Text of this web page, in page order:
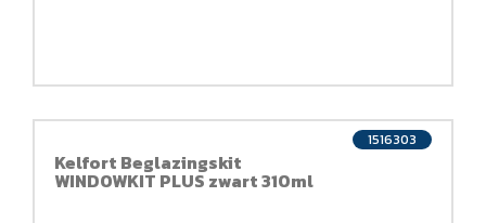
Kelfort Beglazingskit
WINDOWKIT PLUS zwart 310ml
1516303